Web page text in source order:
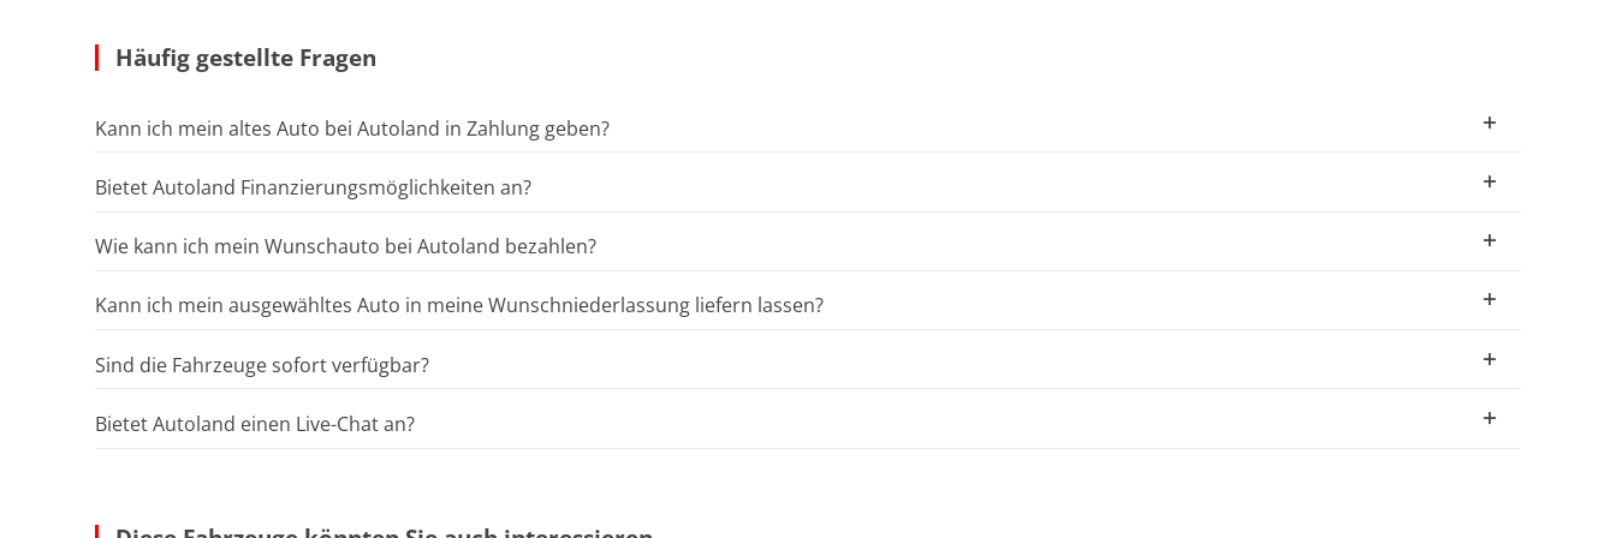
Häufig gestellte Fragen
Kann ich mein altes Auto bei Autoland in Zahlung geben?
Bietet Autoland Finanzierungsmöglichkeiten an?
Wie kann ich mein Wunschauto bei Autoland bezahlen?
Kann ich mein ausgewähltes Auto in meine Wunschniederlassung liefern lassen?
Sind die Fahrzeuge sofort verfügbar?
Bietet Autoland einen Live-Chat an?